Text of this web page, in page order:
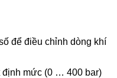
để điều chỉnh dòng khí
định mức (0 … 400 bar)